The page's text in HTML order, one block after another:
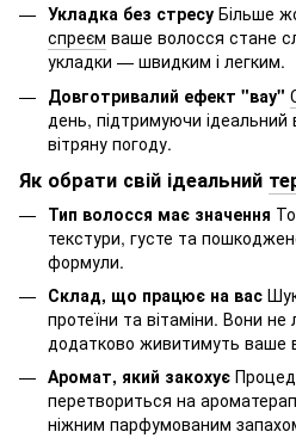
Укладка без стресу Більше
спреєм ваше волосся стане
укладки — швидким і легким.
Довготривалий ефект "вау"
день, підтримуючи ідеальний
вітряну погоду.
Як обрати свій ідеальний
Тип волосся має значення
текстури, густе та
формули.
Склад, що працює на вас
протеїни та вітаміни. Вони
додатково живитимуть ваше
Аромат, який закохує
перетвориться на
ніжним парфумованим